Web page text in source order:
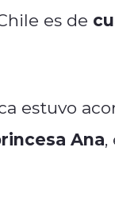
es de
estuvo
Ana,